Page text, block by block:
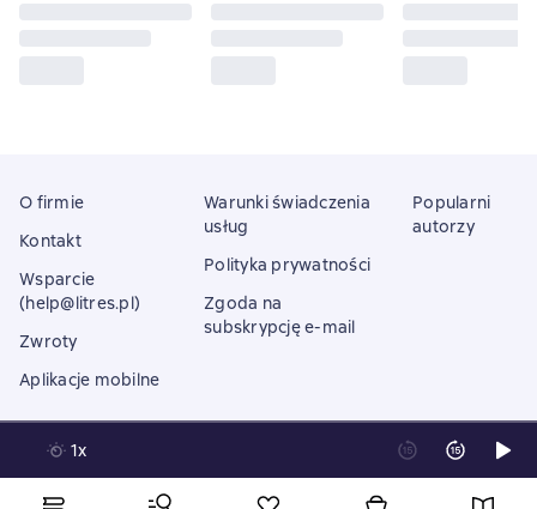
1x
O firmie
Kontakt
Wsparcie
(help@litres.pl)
Zwroty
Aplikacje mobilne
Warunki świadczenia
usług
Polityka prywatności
Zgoda na
subskrypcję e-mail
Popularni
autorzy
18 Mallow street co. Limerick, Ireland